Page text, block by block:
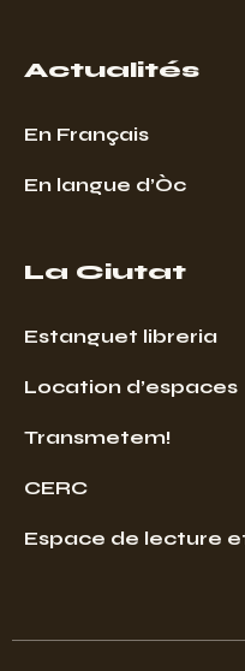
Actualités
En Français
En langue d’Òc
La Ciutat
Estanguet libreria
Location d’espaces
Transmetem!
CERC
Espace de lecture